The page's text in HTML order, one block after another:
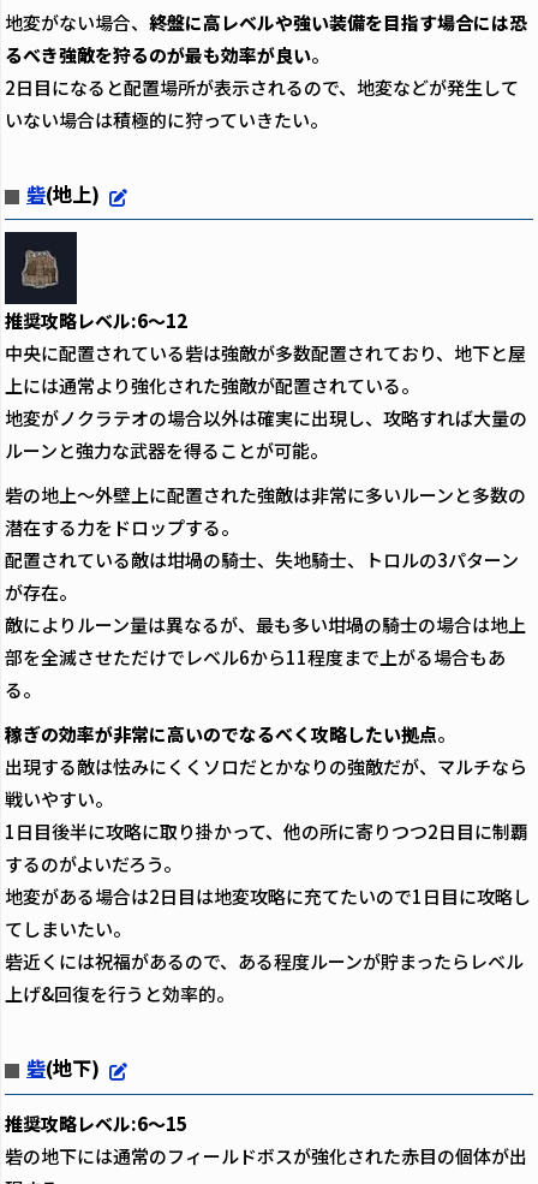
地変がない場合、 終盤に高レベルや強い装備を目指す場合には恐
るべき強敵を狩るのが最も効率が良い。
2日目になると配置場所が表示されるので、地変などが発生して
いない場合は積極的に狩っていきたい。
砦(地上)
推奨攻略レベル:6～12
中央に配置されている砦は強敵が多数配置されており、地下と屋
上には通常より強化された強敵が配置されている。
地変がノクラテオの場合以外は確実に出現し、攻略すれば大量の
ルーンと強力な武器を得ることが可能。
砦の地上～外壁上に配置された強敵は非常に多いルーンと多数の
潜在する力をドロップする。
配置されている敵は坩堝の騎士、失地騎士、トロルの3パターン
が存在。
敵によりルーン量は異なるが、最も多い坩堝の騎士の場合は地上
部を全滅させただけでレベル6から11程度まで上がる場合もあ
る。
稼ぎの効率が非常に高いのでなるべく攻略したい拠点。
出現する敵は怯みにくくソロだとかなりの強敵だが、マルチなら
戦いやすい。
1日目後半に攻略に取り掛かって、他の所に寄りつつ2日目に制覇
するのがよいだろう。
地変がある場合は2日目は地変攻略に充てたいので1日目に攻略し
てしまいたい。
砦近くには祝福があるので、ある程度ルーンが貯まったらレベル
上げ&回復を行うと効率的。
砦(地下)
推奨攻略レベル:6～15
砦の地下には通常のフィールドボスが強化された赤目の個体が出